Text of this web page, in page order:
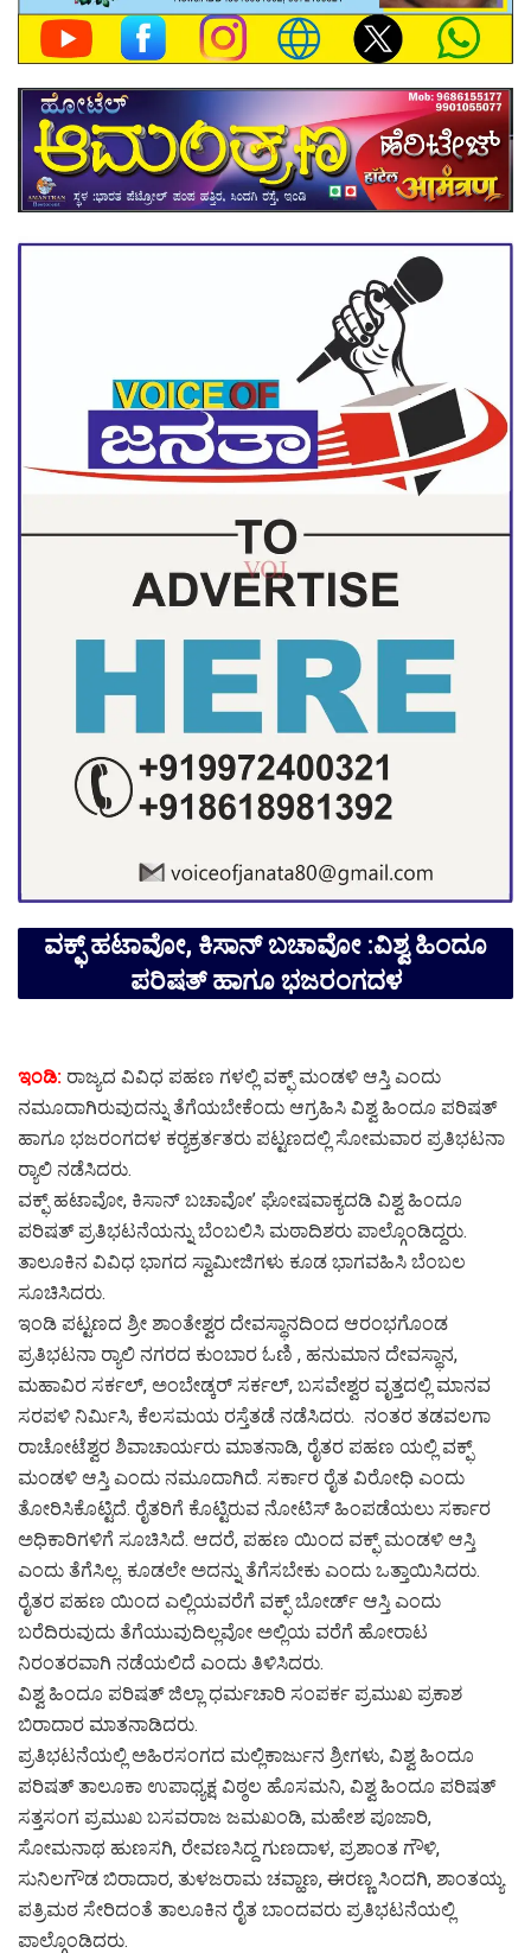
ವಕ್ಫ್ ಹಟಾವೋ, ಕಿಸಾನ್ ಬಚಾವೋ :ವಿಶ್ವ ಹಿಂದೂ
ಪರಿಷತ್ ಹಾಗೂ ಭಜರಂಗದಳ
ಇಂಡಿ: ರಾಜ್ಯದ ವಿವಿಧ ಪಹಣ ಗಳಲ್ಲಿ ವಕ್ಫ್ ಮಂಡಳಿ ಆಸ್ತಿ ಎಂದು
ನಮೂದಾಗಿರುವುದನ್ನು ತೆಗೆಯಬೇಕೆಂದು ಆಗ್ರಹಿಸಿ ವಿಶ್ವ ಹಿಂದೂ ಪರಿಷತ್
ಹಾಗೂ ಭಜರಂಗದಳ ಕರ‍್ಯಕ್ರರ್ತತರು ಪಟ್ಟಣದಲ್ಲಿ ಸೋಮವಾರ ಪ್ರತಿಭಟನಾ
ರ‍್ಯಾಲಿ ನಡೆಸಿದರು.
ವಕ್ಫ್ ಹಟಾವೋ, ಕಿಸಾನ್ ಬಚಾವೋ’ ಘೋಷವಾಕ್ಯದಡಿ ವಿಶ್ವ ಹಿಂದೂ
ಪರಿಷತ್ ಪ್ರತಿಭಟನೆಯನ್ನು ಬೆಂಬಲಿಸಿ ಮಠಾದಿಶರು ಪಾಲ್ಗೊಂಡಿದ್ದರು.
ತಾಲೂಕಿನ ವಿವಿಧ ಭಾಗದ ಸ್ವಾಮೀಜಿಗಳು ಕೂಡ ಭಾಗವಹಿಸಿ ಬೆಂಬಲ
ಸೂಚಿಸಿದರು.
ಇಂಡಿ ಪಟ್ಟಣದ ಶ್ರೀ ಶಾಂತೇಶ್ವರ ದೇವಸ್ಥಾನದಿಂದ ಆರಂಭಗೊಂಡ
ಪ್ರತಿಭಟನಾ ರ‍್ಯಾಲಿ ನಗರದ ಕುಂಬಾರ ಓಣಿ , ಹನುಮಾನ ದೇವಸ್ಥಾನ,
ಮಹಾವಿರ ಸರ್ಕಲ್, ಅಂಬೇಡ್ಕರ್ ಸರ್ಕಲ್, ಬಸವೇಶ್ವರ ವೃತ್ತದಲ್ಲಿ ಮಾನವ
ಸರಪಳಿ ನಿರ್ಮಿಸಿ, ಕೆಲಸಮಯ ರಸ್ತೆತಡೆ ನಡೆಸಿದರು. ನಂತರ ತಡವಲಗಾ‌‌
ರಾಚೋಟೆಶ್ವರ ಶಿವಾಚಾರ್ಯರು ಮಾತನಾಡಿ, ರೈತರ ಪಹಣ ಯಲ್ಲಿ ವಕ್ಫ್
ಮಂಡಳಿ ಆಸ್ತಿ ಎಂದು ನಮೂದಾಗಿದೆ. ಸರ್ಕಾರ ರೈತ ವಿರೋಧಿ ಎಂದು
ತೋರಿಸಿಕೊಟ್ಟಿದೆ. ರೈತರಿಗೆ ಕೊಟ್ಟಿರುವ ನೋಟಿಸ್ ಹಿಂಪಡೆಯಲು ಸರ್ಕಾರ
ಅಧಿಕಾರಿಗಳಿಗೆ ಸೂಚಿಸಿದೆ. ಆದರೆ, ಪಹಣ ಯಿಂದ ವಕ್ಫ್ ಮಂಡಳಿ ಆಸ್ತಿ
ಎಂದು ತೆಗೆಸಿಲ್ಲ. ಕೂಡಲೇ ಅದನ್ನು ತೆಗೆಸಬೇಕು ಎಂದು ಒತ್ತಾಯಿಸಿದರು.
ರೈತರ ಪಹಣ ಯಿಂದ ಎಲ್ಲಿಯವರೆಗೆ ವಕ್ಫ್ ಬೋರ್ಡ್ ಆಸ್ತಿ ಎಂದು
ಬರೆದಿರುವುದು ತೆಗೆಯುವುದಿಲ್ಲವೋ ಅಲ್ಲಿಯ ವರೆಗೆ ಹೋರಾಟ
ನಿರಂತರವಾಗಿ ನಡೆಯಲಿದೆ ಎಂದು ತಿಳಿಸಿದರು.
ವಿಶ್ವ ಹಿಂದೂ ಪರಿಷತ್ ಜಿಲ್ಲಾ ಧರ್ಮಚಾರಿ ಸಂಪರ್ಕ ಪ್ರಮುಖ ಪ್ರಕಾಶ
ಬಿರಾದಾರ ಮಾತನಾಡಿದರು.
ಪ್ರತಿಭಟನೆಯಲ್ಲಿ ಅಹಿರಸಂಗದ ಮಲ್ಲಿಕಾರ್ಜುನ ಶ್ರೀಗಳು, ವಿಶ್ವ ಹಿಂದೂ
ಪರಿಷತ್ ತಾಲೂಕಾ ಉಪಾಧ್ಯಕ್ಷ ವಿಠ್ಠಲ ಹೊಸಮನಿ, ವಿಶ್ವ ಹಿಂದೂ ಪರಿಷತ್
ಸತ್ತಸಂಗ ಪ್ರಮುಖ ಬಸವರಾಜ ಜಮಖಂಡಿ, ಮಹೇಶ ಪೂಜಾರಿ,
ಸೋಮನಾಥ ಹುಣಸಗಿ, ರೇವಣಸಿದ್ದ ಗುಣದಾಳ, ಪ್ರಶಾಂತ ಗೌಳಿ,
ಸುನಿಲಗೌಡ ಬಿರಾದಾರ, ತುಳಜರಾಮ ಚವ್ಹಾಣ, ಈರಣ್ಣ ಸಿಂದಗಿ, ಶಾಂತಯ್ಯ
ಪತ್ರಿಮಠ ಸೇರಿದಂತೆ ತಾಲೂಕಿನ ರೈತ ಬಾಂದವರು ಪ್ರತಿಭಟನೆಯಲ್ಲಿ
ಪಾಲ್ಗೊಂಡಿದರು.